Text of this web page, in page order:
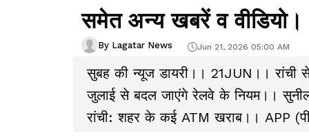
समेत अन्य खबरें व
By Lagatar News Jun 21, 2026 05:00 AM
सुबह की न्यूज डायरी।। 21JUN।। रांची
जुलाई से बदल जाएंगे रेलवे के नियम।।
रांची: शहर के कई ATM खराब।। APP